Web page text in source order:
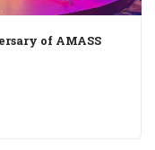
of AMASS